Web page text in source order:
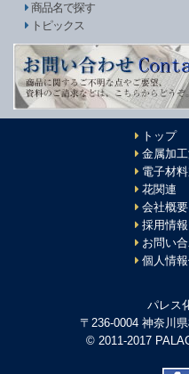
商品名で探す
トピックス
トップ
金属加工
電子材
花関連
会社概要
採用情報
お問い
個人情
パレス
〒236-0004 神奈川
© 2011-2017